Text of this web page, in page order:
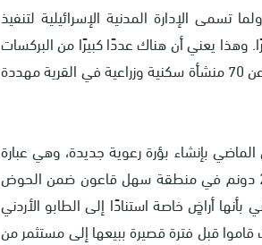
تسمى الإدارة المدنية الإسرائيلية لتنفيذ
يستند إلى منع البناء على جانبي الطريق مسافة 20 مترًا. وهذا يعني أن هناك عددًا كبيرًا من البركسات
والخيام باتت مهددة بالهدم الكامل والتهجير. علمًا بأن هناك ما لا يقل عن 70 منشأة سكنية وزراعية في القرية مهددة
بإنشاء بؤرة رعوية جديدة، وهي عبارة
عن خيمتين من الأقواس والشوادر وبركس لتربية الأبقار على مساحة 2 دونم في منطقة سهل قاعون ضمن الحوض
هذه الأراضي بأنها أراضٍ خاصة استنادًا إلى الطابو الأردني
قبل فترة قصيرة ببيعها إلى مستثمر من